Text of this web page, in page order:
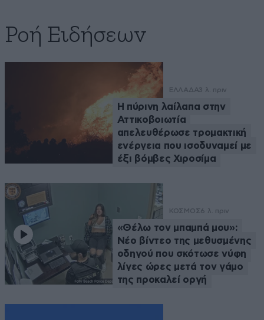
Ροή Ειδήσεων
ΕΛΛΑΔΑ3 λ. πριν
Η πύρινη λαίλαπα στην
Αττικοβοιωτία
απελευθέρωσε τρομακτική
ενέργεια που ισοδυναμεί με
έξι βόμβες Χιροσίμα
ΚΟΣΜΟΣ6 λ. πριν
«Θέλω τον μπαμπά μου»:
Νέο βίντεο της μεθυσμένης
οδηγού που σκότωσε νύφη
λίγες ώρες μετά τον γάμο
της προκαλεί οργή